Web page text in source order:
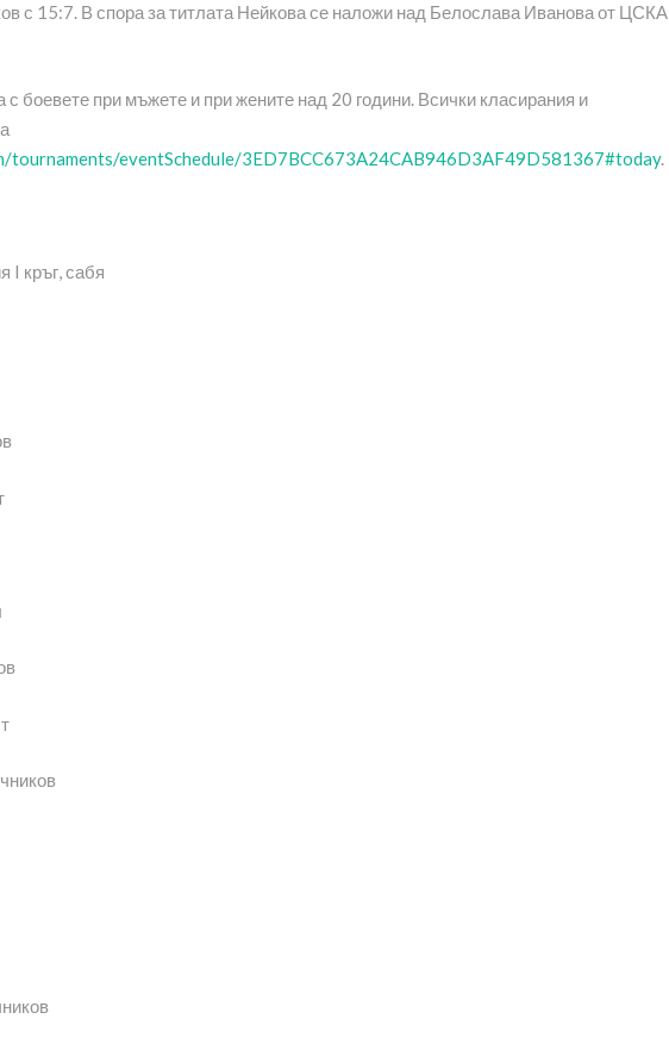
с 15:7. В спора за титлата Нейкова се наложи над Белослава Иванова от ЦСКА
боевете при мъжете и при жените над 20 години. Всички класирания и
tournaments/eventSchedule/3ED7BCC673A24CAB946D3AF49D581367#today.
I кръг, сабя